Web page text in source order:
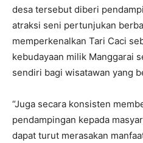
desa tersebut diberi
atraksi seni pertunjukan
memperkenalkan Tari Caci
kebudayaan milik Manggarai
sendiri bagi wisatawan yang
“Juga secara konsisten
pendampingan kepada
dapat turut merasakan